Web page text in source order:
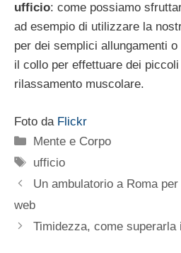
ufficio: come possiamo
ad esempio di utilizzare la
per dei semplici allungamenti
il collo per effettuare dei
rilassamento muscolare.
Foto da Flickr
Categorie
Mente e Corpo
Tag
ufficio
Un ambulatorio a Roma
web
Timidezza, come